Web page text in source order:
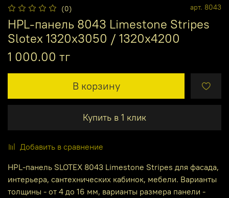
(0) арт. 8043
HPL-панель 8043 Limestone Stripes
Slotex 1320х3050 / 1320х4200
1 000.00 тг
В корзину
Купить в 1 клик
Добавить в сравнение
HPL-панель SLOTEX 8043 Limestone Stripes для фасада,
интерьера, сантехнических кабинок, мебели. Варианты
толщины - от 4 до 16 мм, варианты размера панели -